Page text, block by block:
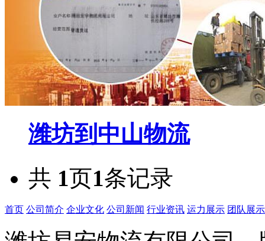
潍坊到中山物流
共 1页1条记录
首页 公司简介 企业文化 公司新闻 行业资讯 运力展示 团队展示